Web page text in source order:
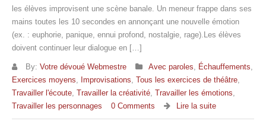
les élèves improvisent une scène banale. Un meneur frappe dans ses
mains toutes les 10 secondes en annonçant une nouvelle émotion
(ex. : euphorie, panique, ennui profond, nostalgie, rage).Les élèves
doivent continuer leur dialogue en […]
By: Votre dévoué Webmestre Avec paroles, Échauffements,
Exercices moyens, Improvisations, Tous les exercices de théâtre,
Travailler l'écoute, Travailler la créativité, Travailler les émotions,
Travailler les personnages
0 Comments Lire la suite